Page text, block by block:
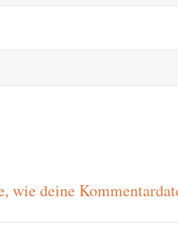
wie deine